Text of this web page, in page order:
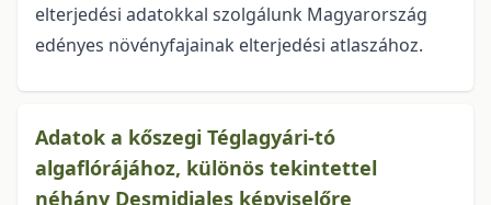
elterjedési adatokkal szolgálunk Magyarország
edényes növényfajainak elterjedési atlaszához.
Adatok a kőszegi Téglagyári-tó
algaflórájához, különös tekintettel
néhány Desmidiales képviselőre